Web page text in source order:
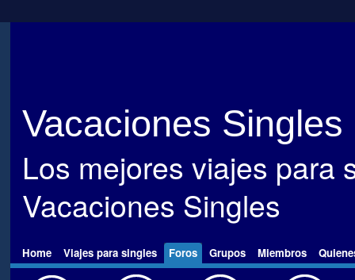
Vacaciones Singles
Los mejores viajes para
Vacaciones Singles
Home Viajes para singles Foros Grupos Miembros